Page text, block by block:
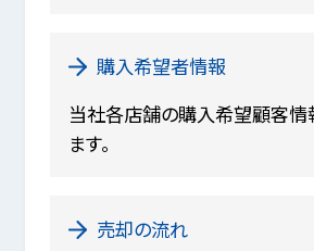
購入希望者情報
当社各店舗の購入希望顧客情
ます。
売却の流れ